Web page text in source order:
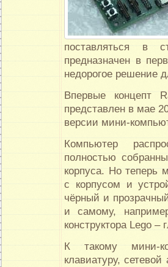
поставляться в
предназначен в
недорогое решение
Впервые концепт
представлен в мае
версии мини-
Компьютер
полностью
корпуса. Но теперь
с корпусом и
чёрный и
и самому,
конструктора Lego –
К такому мини-
клавиатуру,